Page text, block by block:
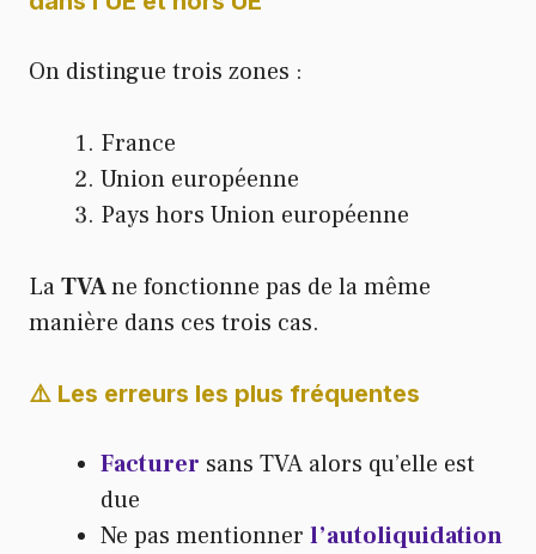
On distingue trois zones :
France
Union européenne
Pays hors Union européenne
LaTVAne fonctionne pas de la même
manière dans ces trois cas.
⚠️ Les erreurs les plus fréquentes
Facturer sans TVA alors qu’elle est
due
Ne pas mentionner l’autoliquidation